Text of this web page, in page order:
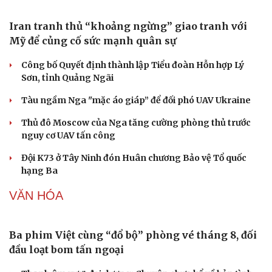
Giá vàng hôm nay 6/8: Vàng SJC tăng lên 140,3 -
143,3 triệu đồng/lượng
Giá cà phê hôm nay 6/8: Giá cà phê trong nước cao
nhất 98.300 đồng/kg
Tỷ giá USD hôm nay 6/8: Tỷ giá trung tâm tăng lên
25.433 đồng/USD
Giá xăng dầu hôm nay 6/8: Giá dầu giảm nhẹ khi đàm
phán Iran-Oman có tiến triển
QUÂN SỰ - QUỐC PHÒNG